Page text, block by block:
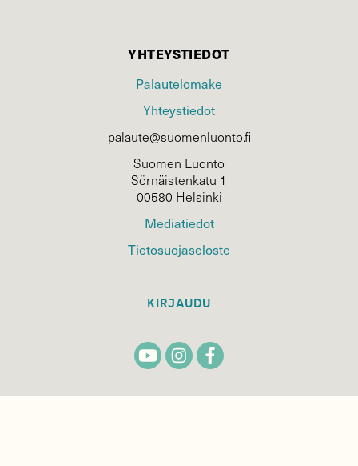
YHTEYSTIEDOT
Palautelomake
Yhteystiedot
palaute@suomenluonto.fi
Suomen Luonto
Sörnäistenkatu 1
00580 Helsinki
Mediatiedot
Tietosuojaseloste
KIRJAUDU